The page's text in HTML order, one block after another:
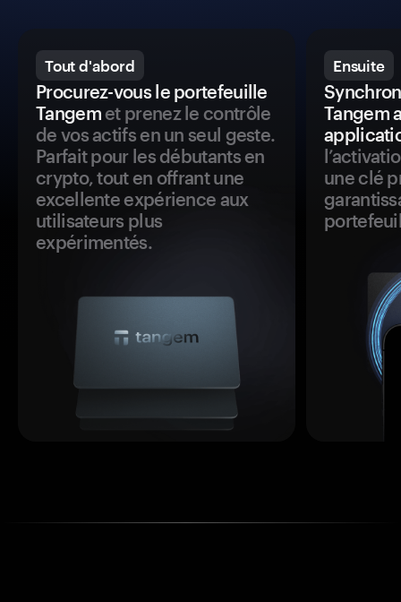
Tout d'abord
Procurez-vous le portefeuille
Tangemet prenez le contrôle
de vos actifs en un seul geste.
Parfait pour les débutants en
crypto, tout en offrant une
excellente expérience aux
utilisateurs plus
expérimentés.
Ensuite
Tangem
une clé